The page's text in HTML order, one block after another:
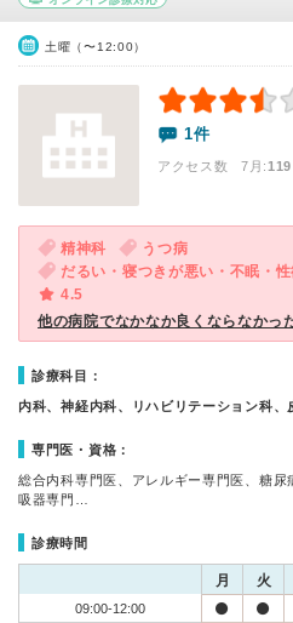
土曜（〜12:00）
1件
アクセス数 7月:119
精神科
うつ病
4.5
他の病院でなかなか良くならなかっ
診療科目：
内科、神経内科、リハビリテーション科
専門医・資格：
総合内科専門医、アレルギー専門医、糖
吸器専門…
診療時間
月 火
09:00-12:00